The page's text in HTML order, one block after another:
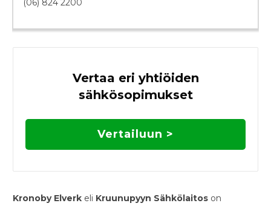
Vertaa eri yhtiöiden
sähkösopimukset
Vertailuun >
Kronoby Elverk eli Kruunupyyn Sähkölaitos on